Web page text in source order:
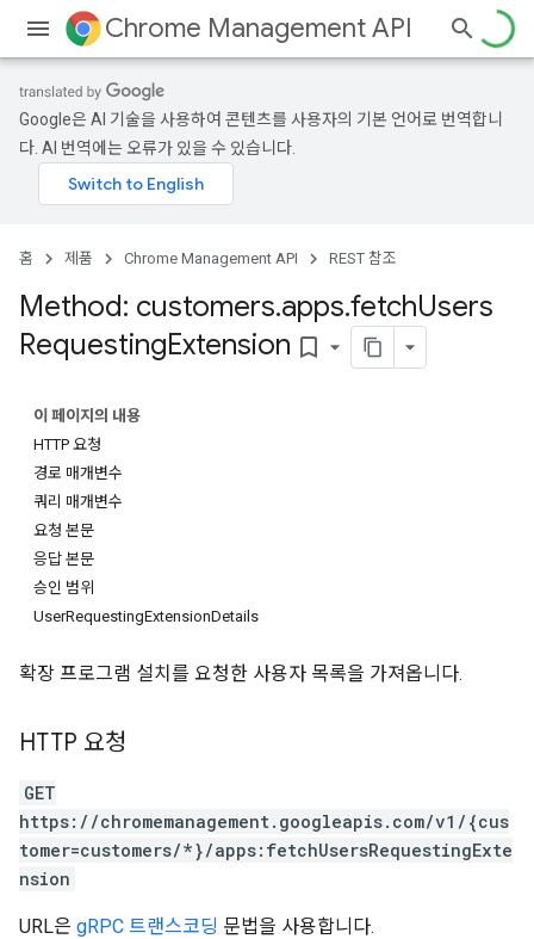
Chrome Management API
Google은 AI 기술을 사용하여 콘텐츠를 사용자의 기본 언어로 번역합니
다. AI 번역에는 오류가 있을 수 있습니다.
홈 제품 Chrome Management API REST 참조
Method: customers.apps.fetchUsers
RequestingExtension bookmark_border
이 페이지의 내용
HTTP 요청
경로 매개변수
쿼리 매개변수
요청 본문
응답 본문
승인 범위
UserRequestingExtensionDetails
확장 프로그램 설치를 요청한 사용자 목록을 가져옵니다.
HTTP 요청
GET
https://chromemanagement.googleapis.com/v1/{cus
tomer=customers/*}/apps:fetchUsersRequestingExte
nsion
URL은 gRPC 트랜스코딩 문법을 사용합니다.